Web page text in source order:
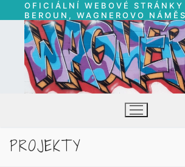
Přeskočit
na
obsah
OFICIÁLNÍ WEBOVÉ STRÁNKY
BEROUN, WAGNEROVO
PROJEKTY